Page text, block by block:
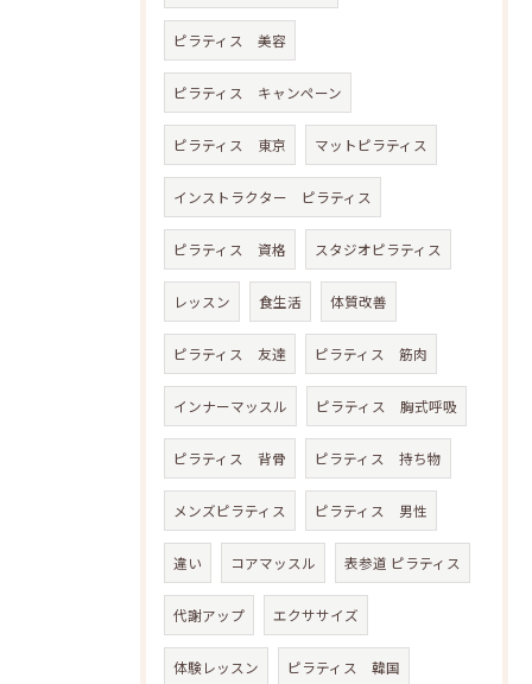
ピラティス 美容
ピラティス キャンペーン
ピラティス 東京 マットピラティス
インストラクター ピラティス
ピラティス 資格 スタジオピラティス
レッスン 食生活 体質改善
ピラティス 友達 ピラティス 筋肉
インナーマッスル ピラティス 胸式呼吸
ピラティス 背骨 ピラティス 持ち物
メンズピラティス ピラティス 男性
違い コアマッスル 表参道 ピラティス
代謝アップ エクササイズ
体験レッスン ピラティス 韓国